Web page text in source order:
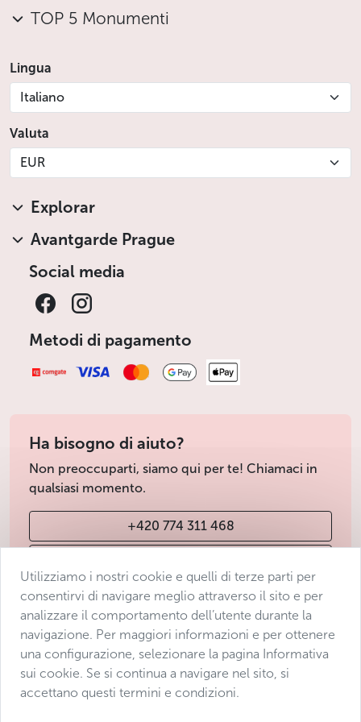
TOP 5 Monumenti
Lingua
Italiano
Valuta
EUR
Explorar
Avantgarde Prague
Social media
Metodi di pagamento
Ha bisogno di aiuto?
Non preoccuparti, siamo qui per te! Chiamaci in
qualsiasi momento.
+420 774 311 468
Condizioni di vendita
Protezione dei dati
Dichiarazione di accessibilità
Manage consent
Utilizziamo i nostri cookie e quelli di terze parti per
consentirvi di navigare meglio attraverso il sito e per
analizzare il comportamento dell’utente durante la
navigazione. Per maggiori informazioni e per ottenere
una configurazione, selezionare la pagina Informativa
sui cookie. Se si continua a navigare nel sito, si
accettano questi termini e condizioni.